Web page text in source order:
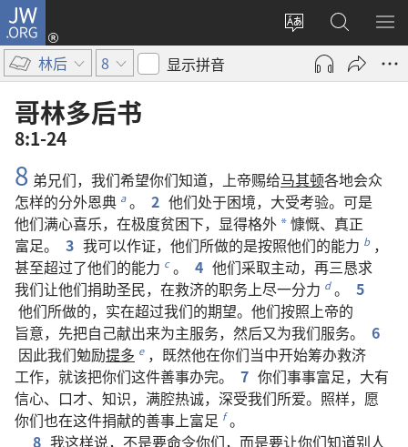
JW.ORG
更
网
登
录
开
搜
索
JW.ORG
显
菜
林后 8 显示拼音
哥林多后书
8:1-24
8 弟兄们， 我们希望你们知道， 上帝赐给马其顿各地会众
怎样的分外恩典 a 。 2 他们处于困境， 大受考验。 可是
他们满心喜乐， 在极度贫困下， 显得格外 *慷慨、 真正
富足。 3 我可以作证， 他们所做的是按照他们的能力 b ，
甚至超过了他们的能力 c 。 4 他们采取主动， 再三恳求
我们让他们捐助圣民， 在救济的职务上尽一分力 d 。
5
他们所做的， 实在超过我们的期望。 他们按照上帝的
旨意， 先把自己献出来为主服务， 然后又为我们服务。
6
因此我们勉励提多 e ， 既然他在你们当中开始筹办救济
工作， 就该把你们这件善事办完。 7 你们事事富足， 大有
信心、 口才、 知识， 满腔热诚， 深受我们所爱。 照样， 愿
你们也在这件捐献的善事上富足 f 。
8 我这样说， 不是要命令你们， 而是要让你们知道别人